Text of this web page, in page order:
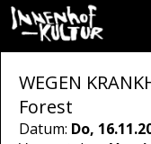
WEGEN
Forest
Datum: Do,